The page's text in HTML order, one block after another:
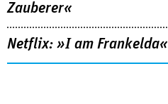
Zauberer«
Netflix: »I am Frankelda«